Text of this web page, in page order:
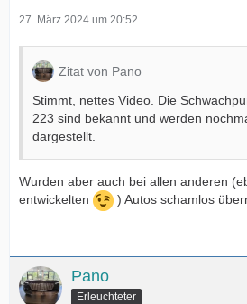
27. März 2024 um 20:52
Zitat von Pano
Stimmt, nettes Video. Die
223 sind bekannt und werden
dargestellt.
Wurden aber auch bei allen anderen
entwickelten
) Autos schamlos
Pano
Erleuchteter